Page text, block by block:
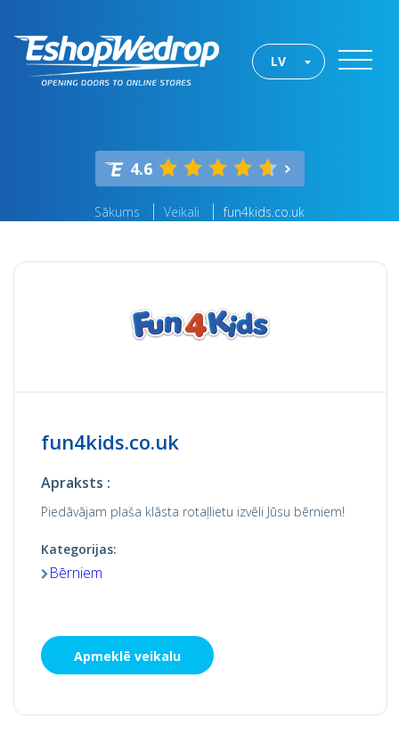
LV
4.6
Sākums Veikali fun4kids.co.uk
fun4kids.co.uk
Apraksts :
Piedāvājam plaša klāsta rotaļlietu izvēli Jūsu bērniem!
Kategorijas:
Bērniem
Apmeklē veikalu